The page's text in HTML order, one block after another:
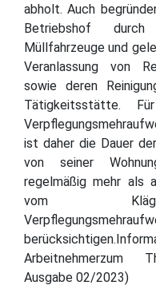
abholt. Auch
Betriebshof
Müllfahrzeuge und
Veranlassung von
sowie deren
Tätigkeitsstätte.
ist daher die Dauer
von seiner
regelmäßig mehr als
vom
Arbeitnehmerzum
Ausgabe 02/2023)